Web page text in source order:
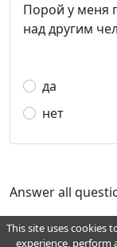
Порой у меня
над другим
да
нет
Answer all
This site uses cookies
experience, perform